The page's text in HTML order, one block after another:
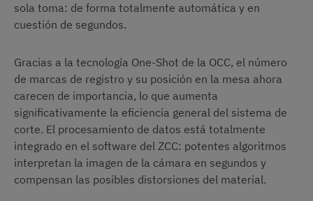
sola toma: de forma totalmente automática y en
cuestión de segundos.
Gracias a la tecnología One-Shot de la OCC, el número
de marcas de registro y su posición en la mesa ahora
carecen de importancia, lo que aumenta
significativamente la eficiencia general del sistema de
corte. El procesamiento de datos está totalmente
integrado en el software del ZCC: potentes algoritmos
interpretan la imagen de la cámara en segundos y
compensan las posibles distorsiones del material.